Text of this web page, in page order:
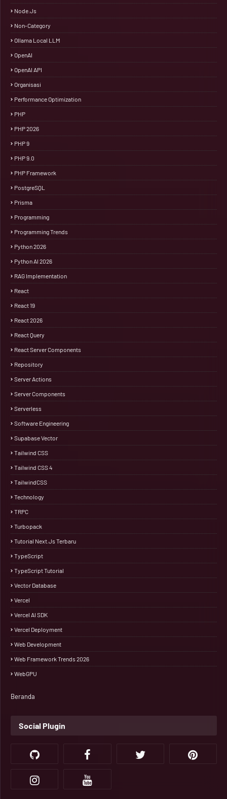
Node.js
Non-Category
Ollama Local LLM
OpenAI
OpenAI API
Organisasi
Performance Optimization
PHP
PHP 2026
PHP 9
PHP 9.0
PHP Framework
PostgreSQL
Prisma
Programming
Programming Trends
Python 2026
Python AI 2026
RAG Implementation
React
React 19
React 2026
React Query
React Server Components
Repository
Server Actions
Server Components
Serverless
Software Engineering
Supabase Vector
Tailwind CSS
Tailwind CSS 4
TailwindCSS
Technology
TRPC
Turbopack
Tutorial Next.js Terbaru
TypeScript
TypeScript Tutorial
Vector Database
Vercel
Vercel AI SDK
Vercel Deployment
Web Development
Web Framework Trends 2026
WebGPU
Beranda
Social Plugin